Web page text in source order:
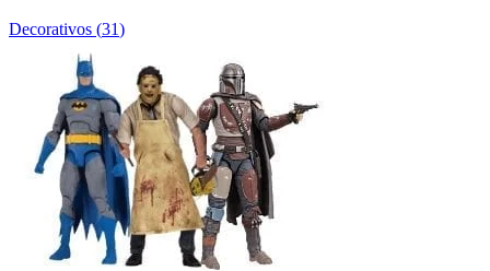
Decorativos (31)